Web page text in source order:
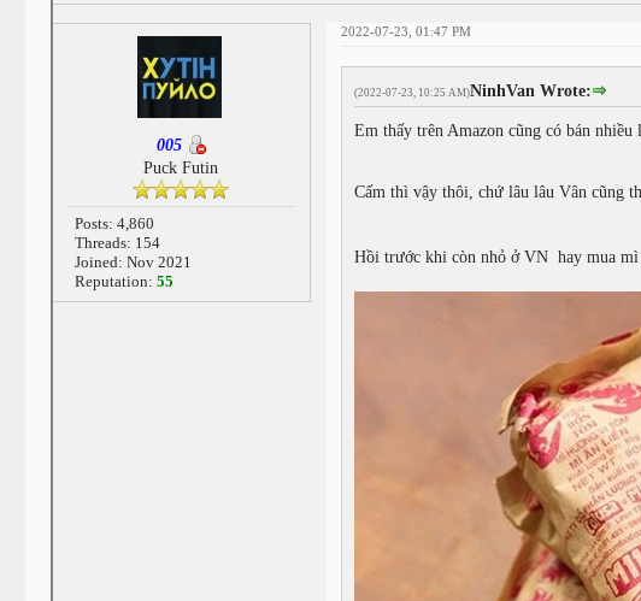
005
Puck Futin
Posts: 4,860
Threads: 154
Joined: Nov 2021
Reputation:55
2022-07-23, 01:47 PM
(2022-07-23, 10:25 AM)NinhVan Wrote:
Em thấy trên Amazon cũng có bán nhiều
Cấm thì vậy thôi, chứ lâu lâu Vân cũng
Hồi trước khi còn nhỏ ở VN hay mua mì